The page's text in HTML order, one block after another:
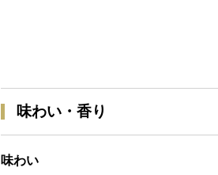
味わい・香り
味わい